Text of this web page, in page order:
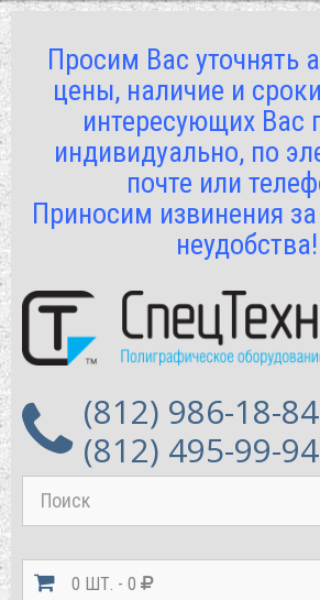
Просим Вас уточнять
цены, наличие и
интересующих Вас
индивидуально, по
почте или
Приносим извинения
неудобства!
(812) 986-18-84
(812) 495-99-94
0 ШТ. - 0